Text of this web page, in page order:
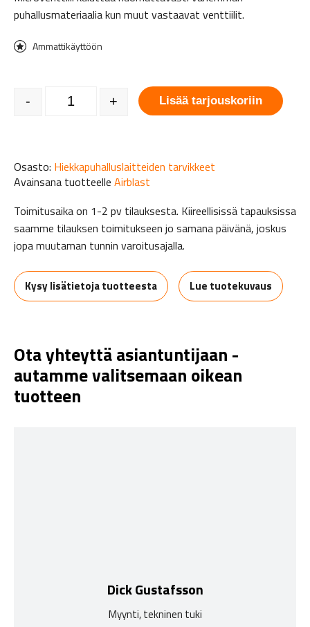
puhallusmateriaalia kun muut vastaavat venttiilit.
Ammattikäyttöön
AMV-Airblast Microventtiili määrä
- + Lisää tarjouskoriin
Osasto: Hiekkapuhalluslaitteiden tarvikkeet
Avainsana tuotteelle Airblast
Toimitusaika on 1-2 pv tilauksesta. Kiireellisissä tapauksissa
saamme tilauksen toimitukseen jo samana päivänä, joskus
jopa muutaman tunnin varoitusajalla.
Kysy lisätietoja tuotteesta Lue tuotekuvaus
Ota yhteyttä asiantuntijaan -
autamme valitsemaan oikean
tuotteen
Dick Gustafsson
Myynti, tekninen tuki